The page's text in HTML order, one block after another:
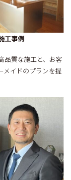
工事例
品質な施工と、お客
メイドのプランを提